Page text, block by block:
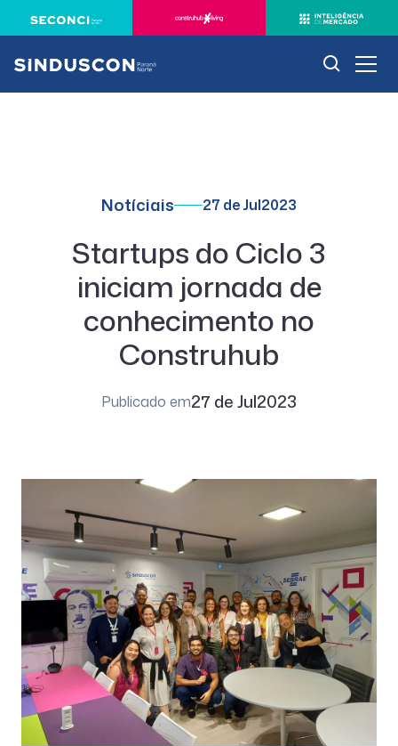
Notíciais 27 de Jul2023
Startups do Ciclo 3
iniciam jornada de
conhecimento no
Construhub
Publicado em27 de Jul2023